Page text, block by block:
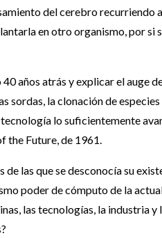
del cerebro recurriendo
en otro organismo, por si
años atrás y explicar el auge
sordas, la clonación de
lo suficientemente
the Future, de 1961.
las que se desconocía su
poder de cómputo de la
las tecnologías, la industria